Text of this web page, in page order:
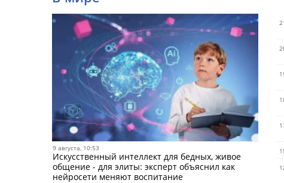
9 августа, 10:53
Искусственный интеллект для бедных, живое
общение - для элиты: эксперт объяснил как
нейросети меняют воспитание